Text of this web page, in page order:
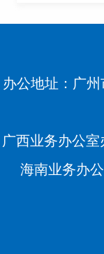
办公地址：广
广西业务办公
海南业务办